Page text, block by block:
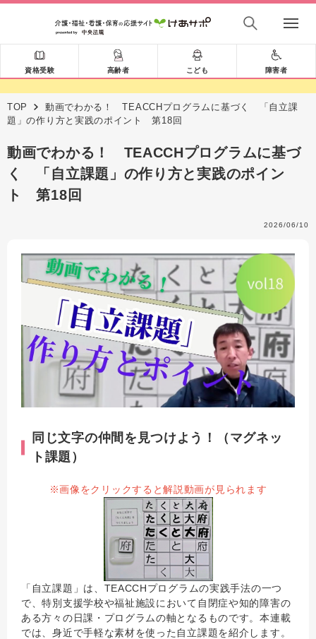
資格受験 高齢者 こども 障害者
TOP
動画でわかる！ TEACCHプログラムに基づく 「自立課
題」の作り方と実践のポイント 第18回
動画でわかる！ TEACCHプログラムに基づ
く 「自立課題」の作り方と実践のポイン
ト 第18回
2026/06/10
同じ文字の仲間を見つけよう！（マグネッ
ト課題）
※画像をクリックすると解説動画が見られます
「自立課題」は、TEACCHプログラムの実践手法の一つ
で、特別支援学校や福祉施設において自閉症や知的障害の
ある方々の日課・プログラムの軸となるものです。本連載
では、身近で手軽な素材を使った自立課題を紹介します。